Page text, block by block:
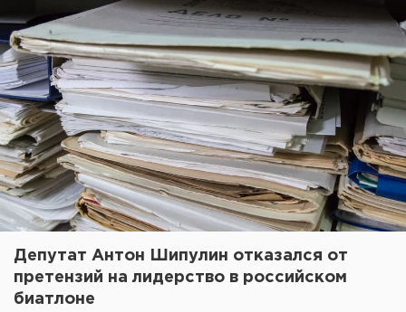
Депутат Антон Шипулин отказался от
претензий на лидерство в российском
биатлоне